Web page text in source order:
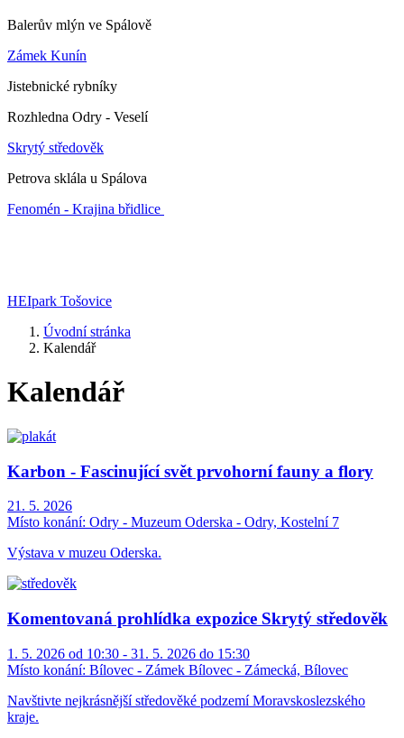
Balerův mlýn ve Spálově
Zámek Kunín
Jistebnické rybníky
Rozhledna Odry - Veselí
Skrytý středověk
Petrova sklála u Spálova
Fenomén - Krajina břidlice
HEIpark Tošovice
Úvodní stránka
Kalendář
Kalendář
Karbon - Fascinující svět prvohorní fauny a flory
21. 5. 2026
Místo konání: Odry - Muzeum Oderska - Odry, Kostelní 7
Výstava v muzeu Oderska.
Komentovaná prohlídka expozice Skrytý středověk
1. 5. 2026 od 10:30 - 31. 5. 2026 do 15:30
Místo konání: Bílovec - Zámek Bílovec - Zámecká, Bílovec
Navštivte nejkrásnější středověké podzemí Moravskoslezského
kraje.